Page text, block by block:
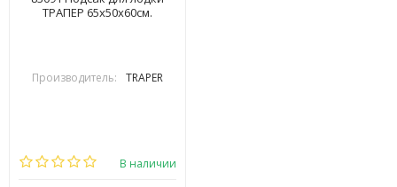
ТРАПЕР 65x50x60см.
Производитель: TRAPER
В наличии